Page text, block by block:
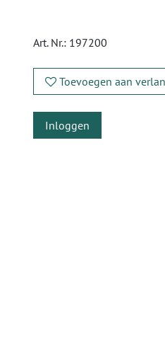
Art. Nr.: 197200
Toevoegen aan
Inloggen